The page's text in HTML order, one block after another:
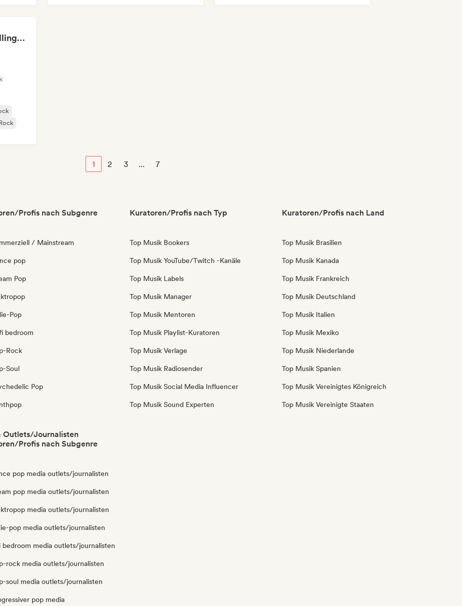
Ricardo Durán (Rolling Stone en Español-Editor-in-chief)
1 2 3 ... 7
Profis nach Subgenre
/ Mainstream
pop
Pop
Pop
bedroom
Rock
Soul
Pop
Kuratoren/Profis nach Typ
Top Musik Bookers
Top Musik YouTube/Twitch -Kanäle
Top Musik Labels
Top Musik Manager
Top Musik Mentoren
Top Musik Playlist-Kuratoren
Top Musik Verlage
Top Musik Radiosender
Top Musik Social Media Influencer
Top Musik Sound Experten
Kuratoren/Profis nach Land
Top Musik Brasilien
Top Musik Kanada
Top Musik Frankreich
Top Musik Deutschland
Top Musik Italien
Top Musik Mexiko
Top Musik Niederlande
Top Musik Spanien
Top Musik Vereinigtes Königreich
Top Musik Vereinigte Staaten
Outlets/Journalisten
Profis nach Subgenre
pop media outlets/journalisten
pop media outlets/journalisten
media outlets/journalisten
pop media outlets/journalisten
bedroom media outlets/journalisten
rock media outlets/journalisten
soul media outlets/journalisten
pop media